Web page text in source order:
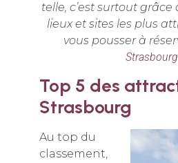
telle, c’est surtout grâce
lieux et sites les plus
vous pousser à
Strasbourg
Top 5 des
Strasbourg
Au top du
classement,